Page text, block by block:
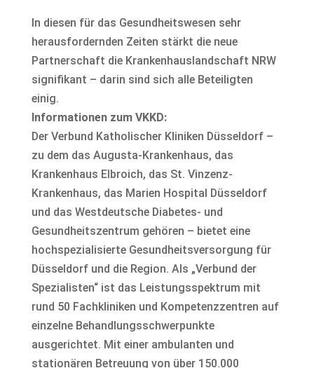
In diesen für das Gesundheitswesen sehr
herausfordernden Zeiten stärkt die neue
Partnerschaft die Krankenhauslandschaft NRW
signifikant – darin sind sich alle Beteiligten
einig.
Informationen zum VKKD:
Der Verbund Katholischer Kliniken Düsseldorf –
zu dem das Augusta-Krankenhaus, das
Krankenhaus Elbroich, das St. Vinzenz-
Krankenhaus, das Marien Hospital Düsseldorf
und das Westdeutsche Diabetes- und
Gesundheitszentrum gehören – bietet eine
hochspezialisierte Gesundheitsversorgung für
Düsseldorf und die Region. Als „Verbund der
Spezialisten“ ist das Leistungsspektrum mit
rund 50 Fachkliniken und Kompetenzzentren auf
einzelne Behandlungsschwerpunkte
ausgerichtet. Mit einer ambulanten und
stationären Betreuung von über 150.000